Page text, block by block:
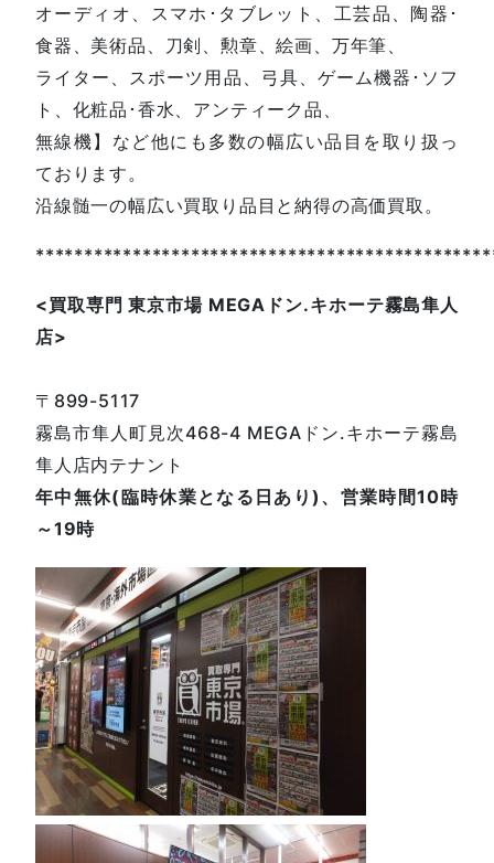
オーディオ、スマホ･タブレット、工芸品、陶器･
食器、美術品、刀剣、勲章、絵画、万年筆、
ライター、スポーツ用品、弓具、ゲーム機器･ソフ
ト、化粧品･香水、アンティーク品、
無線機】など他にも多数の幅広い品目を取り扱っ
ております。
沿線髄一の幅広い買取り品目と納得の高価買取。
<買取専門 東京市場 MEGA ドン.キホーテ霧島隼人
店>
〒899-5117
霧島市隼人町見次468-4 MEGAドン.キホーテ霧島
隼人店内テナント
年中無休(臨時休業となる日あり)、営業時間10時
～19時